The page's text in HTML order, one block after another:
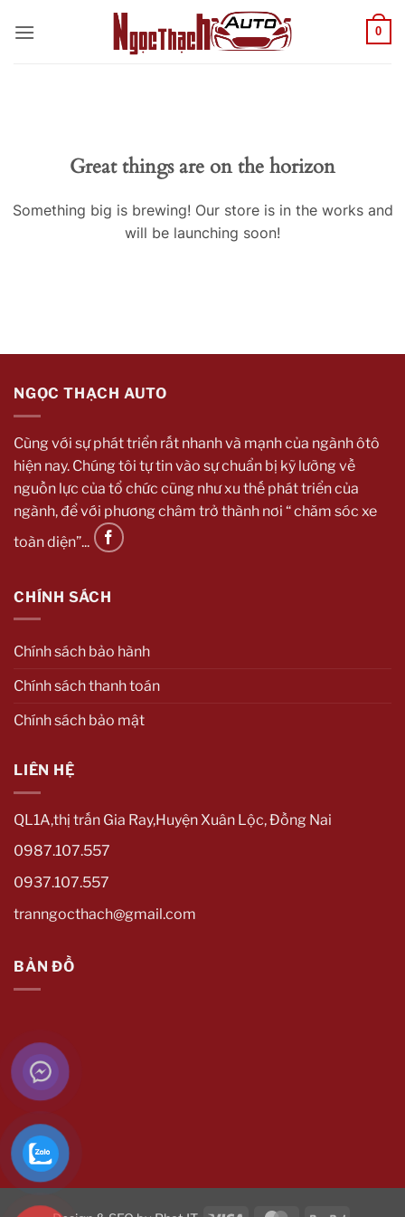
0
Great things are on the horizon
Something big is brewing! Our store is in the works and
will be launching soon!
NGỌC THẠCH AUTO
Cùng với sự phát triển rất nhanh và mạnh của ngành ôtô
hiện nay. Chúng tôi tự tin vào sự chuẩn bị kỹ lưỡng về
nguồn lực của tổ chức cũng như xu thế phát triển của
ngành, để với phương châm trở thành nơi “ chăm sóc xe
toàn diện”...
CHÍNH SÁCH
Chính sách bảo hành
Chính sách thanh toán
Chính sách bảo mật
LIÊN HỆ
QL1A,thị trấn Gia Ray,Huyện Xuân Lộc, Đồng Nai
0987.107.557
0937.107.557
tranngocthach@gmail.com
BẢN ĐỒ